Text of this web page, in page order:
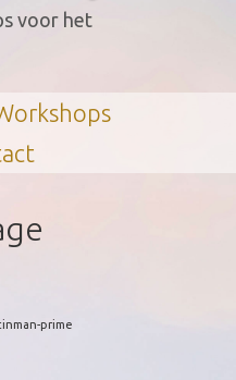
voor het
prime